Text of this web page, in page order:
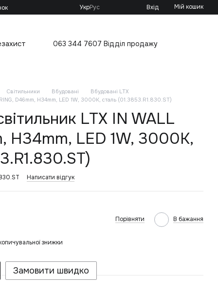
УкрРус Вхід Мій кошик
063 344 7607 Відділ продажу
Світильники Вбудовані
Вбудовані LTX
D46mm, H34mm, LED 1W, 3000К, сталь (01.3853.R1.830.ST)
LTX IN WALL
H34mm, LED 1W, 3000К,
Написати відгук
Порівняти В бажання
знижки
Замовити швидко